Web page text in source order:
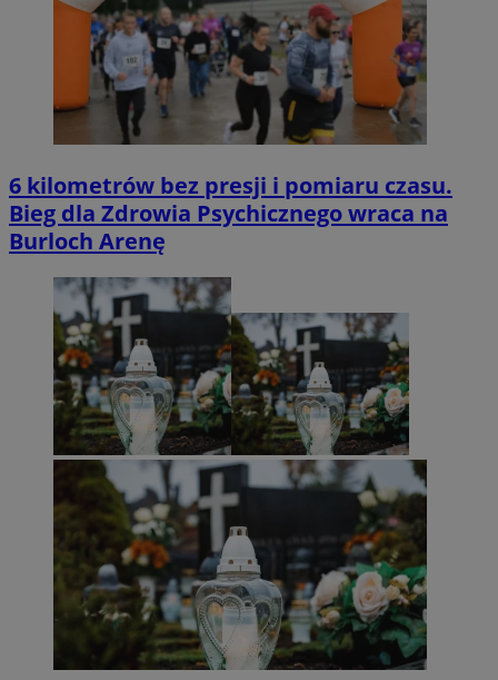
6 kilometrów bez presji i pomiaru czasu.
Bieg dla Zdrowia Psychicznego wraca na
Burloch Arenę